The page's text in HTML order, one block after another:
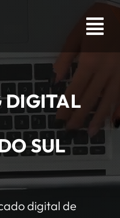
digital de
DIGITAL
SUL